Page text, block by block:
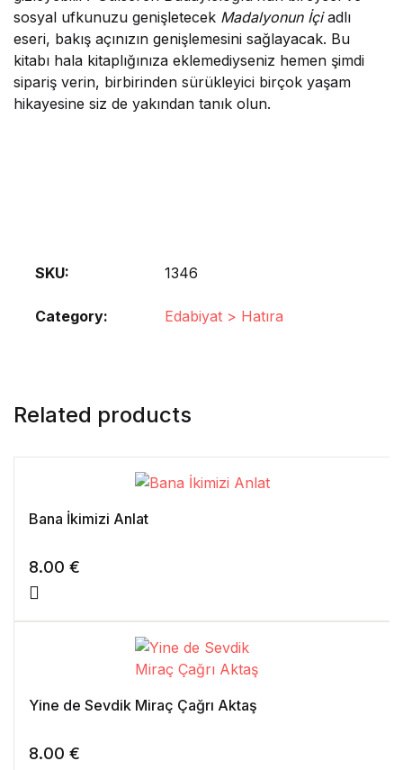
sosyal ufkunuzu genişletecek Madalyonun İçiadlı
eseri, bakış açınızın genişlemesini sağlayacak. Bu
kitabı hala kitaplığınıza eklemediyseniz hemen şimdi
sipariş verin, birbirinden sürükleyici birçok yaşam
hikayesine siz de yakından tanık olun.
SKU: 1346
Category: Edabiyat > Hatıra
Related products
Bana İkimizi Anlat
8.00 €
Yine de Sevdik Miraç Çağrı Aktaş
8.00 €